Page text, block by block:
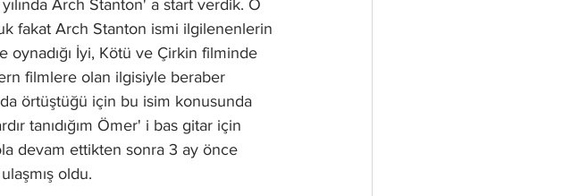
Arch Stanton' a start verdik. O
fakat Arch Stanton ismi ilgilenenlerin
oynadığı İyi, Kötü ve Çirkin filminde
filmlere olan ilgisiyle beraber
örtüştüğü için bu isim konusunda
tanıdığım Ömer' i bas gitar için
devam ettikten sonra 3 ay önce
oldu.